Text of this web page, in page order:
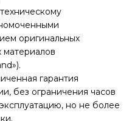
оригинальных
материалов
гарантия
без ограничения часов
но не более